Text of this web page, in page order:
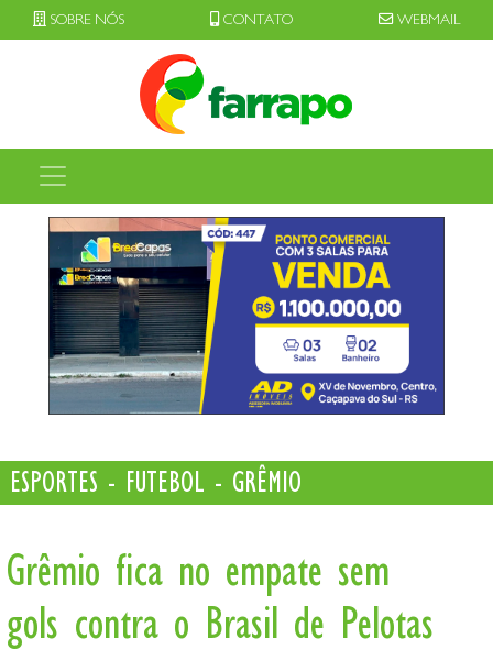
SOBRE NÓS CONTATO WEBMAIL
ESPORTES - FUTEBOL - GRÊMIO
Grêmio fica no empate sem
gols contra o Brasil de Pelotas